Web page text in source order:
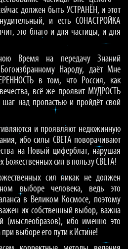
должен быть УСТРАНЁН, и этот
и есть СОНАСТРОЙКА
это благо и для частицы, и для
Время на передачу Знаний
Народу, даёт Мне
в том, что Россия, как
всё же проявит МУДРОСТЬ
шаг над пропастью и пройдёт свой
и проявляют недюжинную
ибо силы СВЕТА поворачивают
на Новый циферблат, нарушая
Божественных сил в пользу СВЕТА!
сил никак не должен
выборе человека, ведь это
в Великом Космосе, поэтому
их собственный выбор, важна
(мыслеобразов), ибо именно это
выборе его пути к Истине!